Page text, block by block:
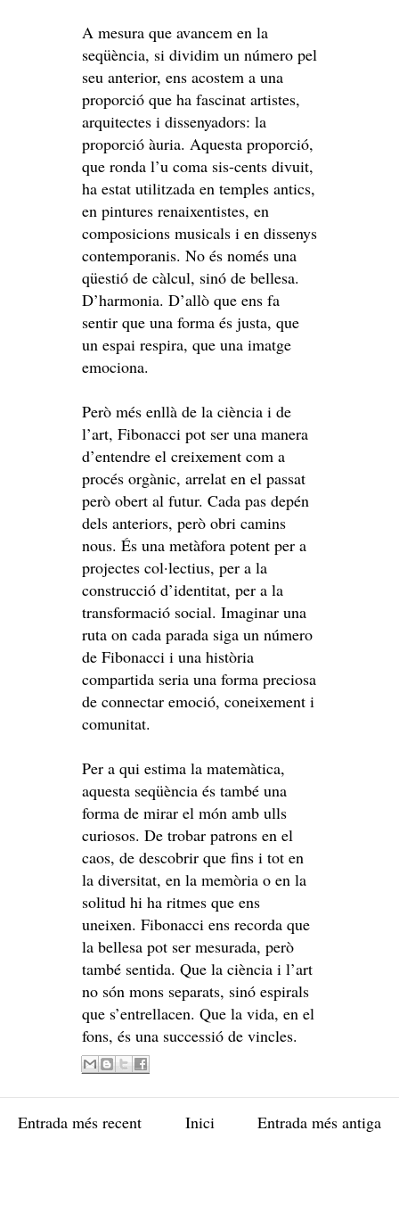
A mesura que avancem en la
seqüència, si dividim un número pel
seu anterior, ens acostem a una
proporció que ha fascinat artistes,
arquitectes i dissenyadors: la
proporció àuria. Aquesta proporció,
que ronda l’u coma sis-cents divuit,
ha estat utilitzada en temples antics,
en pintures renaixentistes, en
composicions musicals i en dissenys
contemporanis. No és només una
qüestió de càlcul, sinó de bellesa.
D’harmonia. D’allò que ens fa
sentir que una forma és justa, que
un espai respira, que una imatge
emociona.
Però més enllà de la ciència i de
l’art, Fibonacci pot ser una manera
d’entendre el creixement com a
procés orgànic, arrelat en el passat
però obert al futur. Cada pas depén
dels anteriors, però obri camins
nous. És una metàfora potent per a
projectes col·lectius, per a la
construcció d’identitat, per a la
transformació social. Imaginar una
ruta on cada parada siga un número
de Fibonacci i una història
compartida seria una forma preciosa
de connectar emoció, coneixement i
comunitat.
Per a qui estima la matemàtica,
aquesta seqüència és també una
forma de mirar el món amb ulls
curiosos. De trobar patrons en el
caos, de descobrir que fins i tot en
la diversitat, en la memòria o en la
solitud hi ha ritmes que ens
uneixen. Fibonacci ens recorda que
la bellesa pot ser mesurada, però
també sentida. Que la ciència i l’art
no són mons separats, sinó espirals
que s’entrellacen. Que la vida, en el
fons, és una successió de vincles.
Entrada més recent Entrada més antiga
Inici